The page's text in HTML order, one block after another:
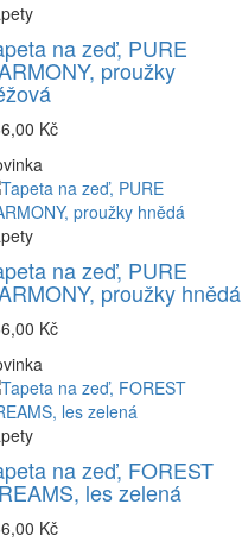
na zeď, PURE
proužky
Kč
na zeď, PURE
proužky hnědá
Kč
na zeď, FOREST
les zelená
Kč